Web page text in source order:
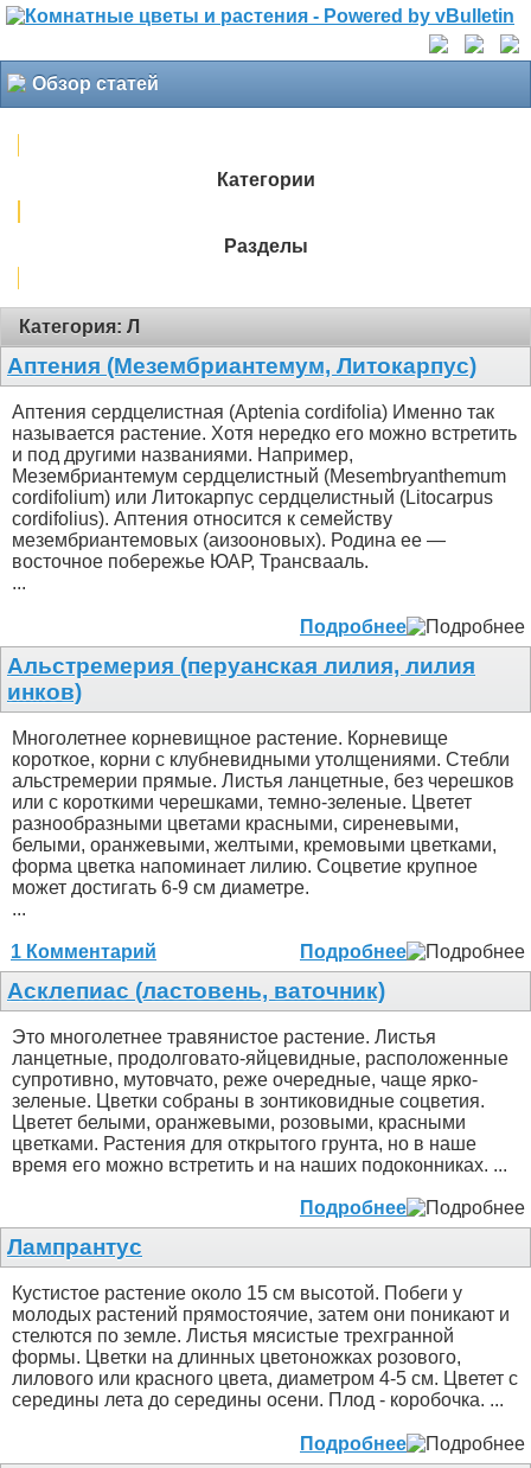
Обзор статей
Категории
Разделы
Категория: Л
Аптения (Мезембриантемум, Литокарпус)
Аптения сердцелистная (Aptenia cordifolia) Именно так
называется растение. Хотя нередко его можно встретить
и под другими названиями. Например,
Мезембриантемум сердцелистный (Mesembryanthemum
cordifolium) или Литокарпус сердцелистный (Litocarpus
cordifolius). Аптения относится к семейству
мезембриантемовых (аизооновых). Родина ее —
восточное побережье ЮАР, Трансвааль.
...
Подробнее
Альстремерия (перуанская лилия, лилия
инков)
Многолетнее корневищное растение. Корневище
короткое, корни с клубневидными утолщениями. Стебли
альстремерии прямые. Листья ланцетные, без черешков
или с короткими черешками, темно-зеленые. Цветет
разнообразными цветами красными, сиреневыми,
белыми, оранжевыми, желтыми, кремовыми цветками,
форма цветка напоминает лилию. Соцветие крупное
может достигать 6-9 см диаметре.
...
1 Комментарий Подробнее
Асклепиас (ластовень, ваточник)
Это многолетнее травянистое растение. Листья
ланцетные, продолговато-яйцевидные, расположенные
супротивно, мутовчато, реже очередные, чаще ярко-
зеленые. Цветки собраны в зонтиковидные соцветия.
Цветет белыми, оранжевыми, розовыми, красными
цветками. Растения для открытого грунта, но в наше
время его можно встретить и на наших подоконниках. ...
Подробнее
Лампрантус
Кустистое растение около 15 см высотой. Побеги у
молодых растений прямостоячие, затем они поникают и
стелются по земле. Листья мясистые трехгранной
формы. Цветки на длинных цветоножках розового,
лилового или красного цвета, диаметром 4-5 см. Цветет с
середины лета до середины осени. Плод - коробочка. ...
Подробнее